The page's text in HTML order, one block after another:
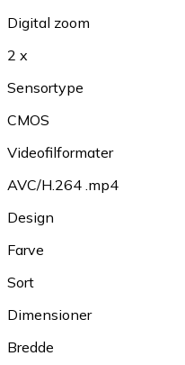
Digital zoom
2 x
Sensortype
CMOS
Videofilformater
AVC/H.264 .mp4
Design
Farve
Sort
Dimensioner
Bredde